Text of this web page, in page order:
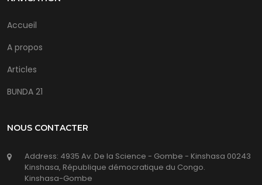
Accueil
A propos
Articles
BUNDA 21
NOUS CONTACTER
Address: 4935 Av. De la Science - Gombe - Kinshasa 00243
Kinshasa, République démocratique du Congo.
Kinshasa-Gombe